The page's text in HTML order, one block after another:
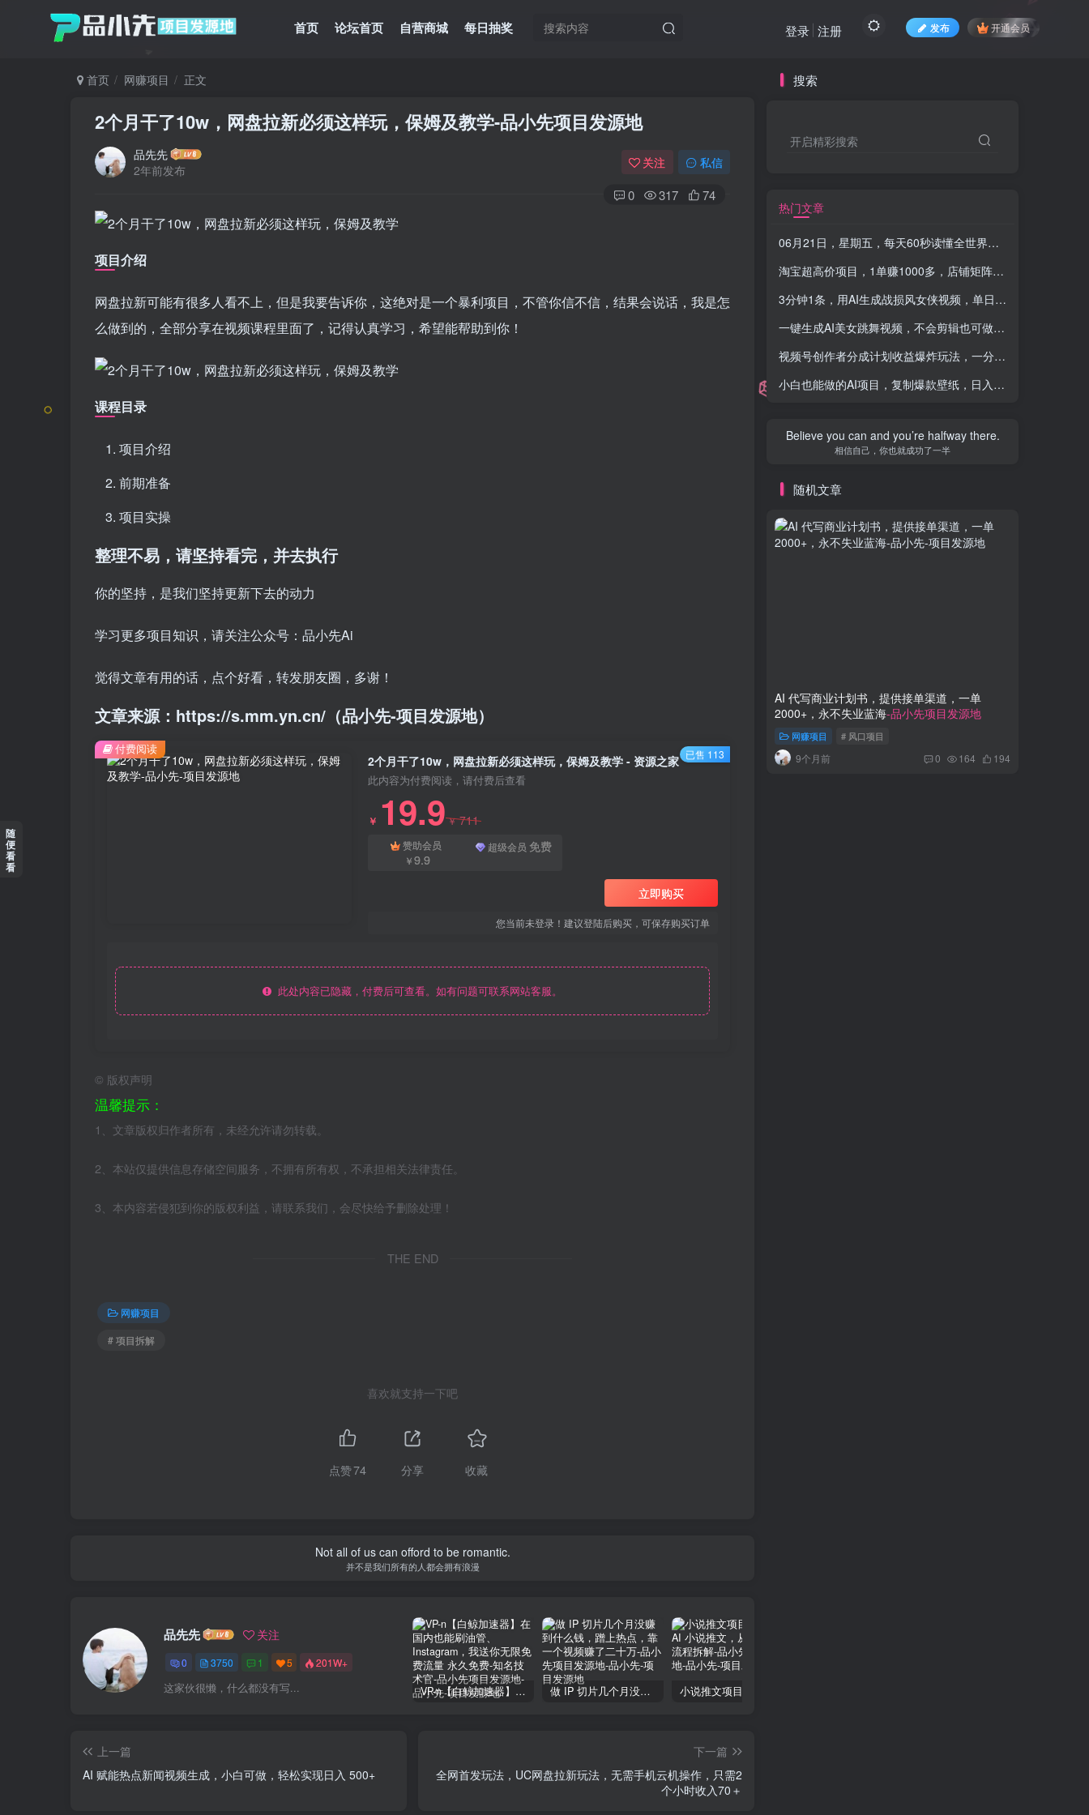
首页 论坛首页 自营商城 每日抽奖 发布 开通会员
登录 注册
首页 网赚项目 正文
2个月干了10w，网盘拉新必须这样玩，保姆及教学-品小先项目发源地
品先先
2年前发布
关注 私信
0 317 74
项目介绍
网盘拉新可能有很多人看不上，但是我要告诉你，这绝对是一个暴利项目，不管你信不信，结果会说话，我是怎
么做到的，全部分享在视频课程里面了，记得认真学习，希望能帮助到你！
课程目录
项目介绍
前期准备
项目实操
整理不易，请坚持看完，并去执行
你的坚持，是我们坚持更新下去的动力
学习更多项目知识，请关注公众号：品小先Ai
觉得文章有用的话，点个好看，转发朋友圈，多谢！
文章来源：https://s.mm.yn.cn/（品小先-项目发源地）
2个月干了10w，网盘拉新必须这样玩，保姆及教学 - 资源之家
此内容为付费阅读，请付费后查看
￥ 19.9￥711
赞助会员
￥9.9
超级会员 免费
立即购买
您当前未登录！建议登陆后购买，可保存购买订单
此处内容已隐藏，付费后可查看。如有问题可联系网站客服。
付费阅读 已售 113
© 版权声明
温馨提示：
1、文章版权归作者所有，未经允许请勿转载。
2、本站仅提供信息存储空间服务，不拥有所有权，不承担相关法律责任。
3、本内容若侵犯到你的版权利益，请联系我们，会尽快给予删除处理！
THE END
网赚项目
# 项目拆解
喜欢就支持一下吧
点赞74 分享 收藏
Not all of us can offord to be romantic.
并不是我们所有的人都会拥有浪漫
品先先 关注
0 3750 1 5 201W+
这家伙很懒，什么都没有写... VP-n【白鲸加速器】在国内也能刷油管、Instagram，我送你无限免费流量 永久免费-知名技术官-品小先项目发源地 做 IP 切片几个月没赚到什么钱，蹭上热点，靠一个视频赚了二十万-品小先项目发源地
上一篇
AI 赋能热点新闻视频生成，小白可做，轻松实现日入 500+
下一篇
全网首发玩法，UC网盘拉新玩法，无需手机云机操作，只需2
个小时收入70＋
搜索
开启精彩搜索
热门文章
06月21日，星期五，每天60秒读懂全世界！-品小先项目发源地
淘宝超高价项目，1单赚1000多，店铺矩阵操作
3分钟1条，用AI生成战损风女侠视频，单日收益1100+
一键生成AI美女跳舞视频，不会剪辑也可做，纯搬运，变现方式多样化轻轻松松日入三位数
视频号创作者分成计划收益爆炸玩法，一分钟一条原创视频，单条作品收益 500+
小白也能做的AI项目，复制爆款壁纸，日入1000+
Believe you can and you’re halfway there.
相信自己，你也就成功了一半
随机文章
AI 代写商业计划书，提供接单渠道，一单
2000+，永不失业蓝海-品小先项目发源地
网赚项目 # 风口项目
9个月前 0 164 194
随
便
看
看